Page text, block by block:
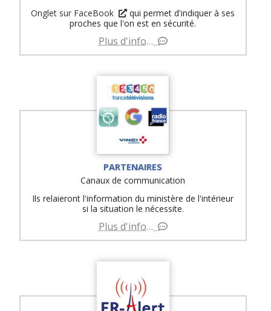
Onglet sur FaceBook
qui permet d'indiquer à ses
proches que l'on est en sécurité.
Plus d'info…
PARTENAIRES
Canaux de communication
Ils relaieront l'information du ministère de l'intérieur
si la situation le nécessite.
Plus d'info…